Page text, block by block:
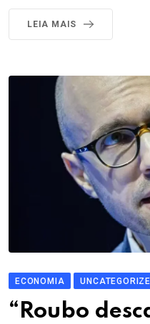
LEIA MAIS
ECONOMIA
“Roubo